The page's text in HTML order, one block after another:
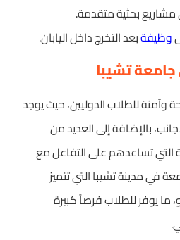
بحثية متقدمة.
وظيفةبعد التخرج داخل اليابان.
جامعة تشيبا
وآمنة للطلاب الدوليين، حيث يوجد
بالإضافة إلى العديد من
التي تساعدهم على التفاعل مع
في مدينة تشيبا التي تتميز
يوفر للطلاب فرصاً كبيرة